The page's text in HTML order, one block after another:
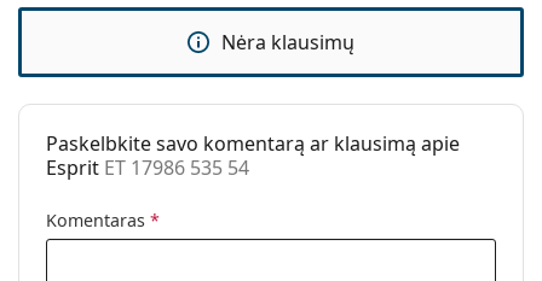
Kategorija:
Akiniai nuo saulės
Esprit
Naudojimas:
Madingi
Kodas:
ET 17986 535 54
Nėra klausimų
Paskelbkite savo komentarą ar klausimą apie
Esprit ET 17986 535 54
Komentaras *